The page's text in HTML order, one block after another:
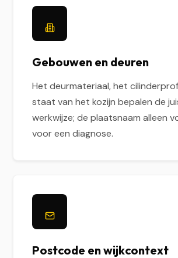
Gebouwen en deuren
Het deurmateriaal, het
staat van het kozijn bepalen de
werkwijze; de plaatsnaam alleen
voor een diagnose.
Postcode en wijkcontext